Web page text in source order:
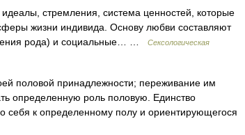
стремления, система ценностей, которые
жизни индивида. Основу любви составляют
рода) и социальные… …
Сексологическая
половой принадлежности; переживание им
определенную роль половую. Единство
себя к определенному полу и ориентирующегося